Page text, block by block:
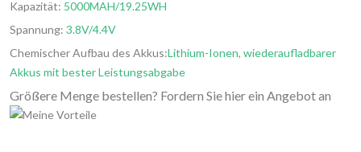
Kapazität: 5000MAH/19.25WH
Spannung: 3.8V/4.4V
Chemischer Aufbau des Akkus:Lithium-Ionen, wiederaufladbarer
Akkus mit bester Leistungsabgabe
Größere Menge bestellen? Fordern Sie hier ein Angebot an